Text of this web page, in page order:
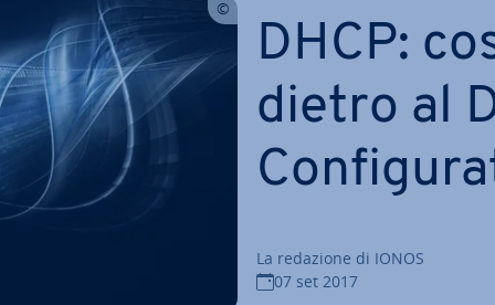
DHCP:
dietro al
La redazione di IONOS
07 set 2017